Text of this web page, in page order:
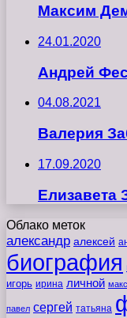
Максим
24.01.2020
Андрей
04.08.2021
Валерия
17.09.2020
Елизавета
Облако меток
александр алексей
биография
игорь ирина личной
павел сергей татьяна